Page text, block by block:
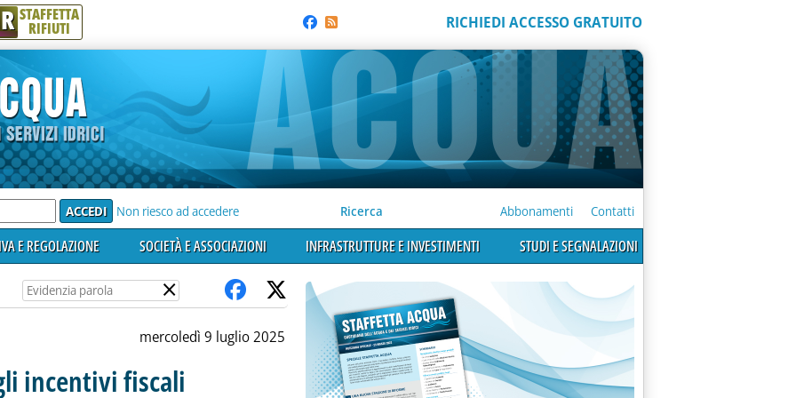
R STAFFETTA
RIFIUTI RICHIEDI ACCESSO GRATUITO
Non riesco ad accedere Ricerca Abbonamenti Contatti
E REGOLAZIONE SOCIETÀ E ASSOCIAZIONI INFRASTRUTTURE E INVESTIMENTI STUDI E SEGNALAZIONI
×
mercoledì 9 luglio 2025
incentivi fiscali